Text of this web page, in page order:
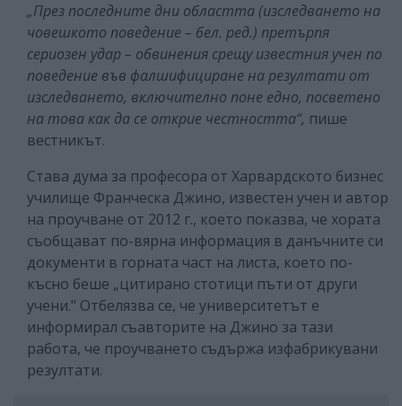
„През последните дни областта (изследването на
човешкото поведение – бел. ред.) претърпя
сериозен удар – обвинения срещу известния учен по
поведение във фалшифициране на резултати от
изследването, включително поне едно, посветено
на това как да се открие честността“, пише
вестникът.
Става дума за професора от Харвардското бизнес
училище Франческа Джино, известен учен и автор
на проучване от 2012 г., което показва, че хората
съобщават по-вярна информация в данъчните си
документи в горната част на листа, което по-
късно беше „цитирано стотици пъти от други
учени." Отбелязва се, че университетът е
информирал съавторите на Джино за тази
работа, че проучването съдържа изфабрикувани
резултати.